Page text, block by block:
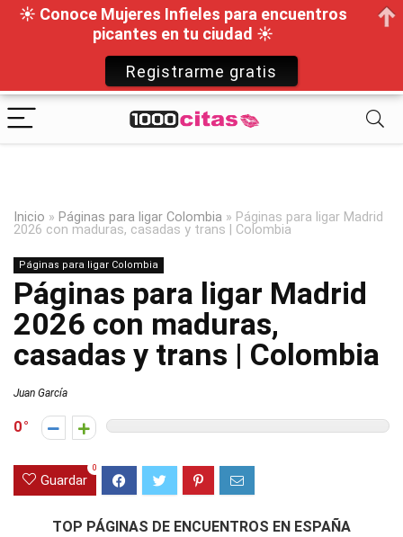
Inicio » Páginas para ligar Colombia » Páginas para ligar Madrid
2026 con maduras, casadas y trans | Colombia
Páginas para ligar Colombia
Páginas para ligar Madrid
2026 con maduras,
casadas y trans | Colombia
Juan García
0
Guardar
0
TOP PÁGINAS DE ENCUENTROS EN ESPAÑA
☀ Conoce Mujeres Infieles para encuentros
picantes en tu ciudad ☀
Registrarme gratis